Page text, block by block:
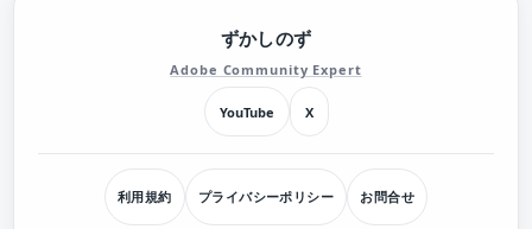
ずかしのず
Adobe Community Expert
YouTube X
利用規約 プライバシーポリシー お問合せ